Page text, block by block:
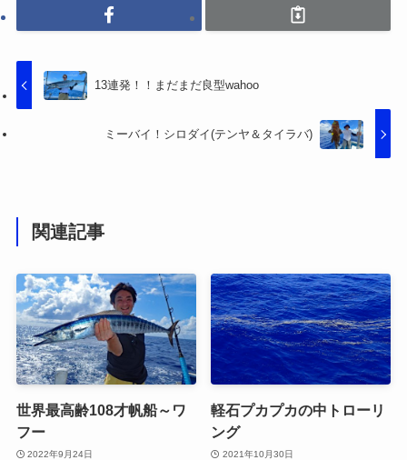
13連発！！まだまだ良型wahoo
ミーバイ！シロダイ(テンヤ＆タイラバ)
関連記事
世界最高齢108才帆船～ワ
フー
2022年9月24日
軽石プカプカの中トローリ
ング
2021年10月30日